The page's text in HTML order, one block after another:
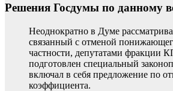
Решения Госдумы по данному
Неоднократно в Думе
связанный с отменой
частности, депутатами фракции
подготовлен специальный
включал в себя предложение по
коэффициента.